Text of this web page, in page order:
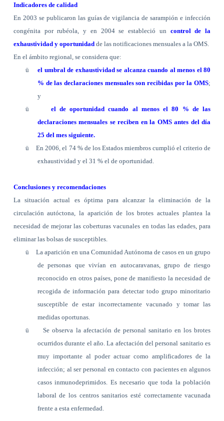
Indicadores de calidad
En 2003 se publicaron las guías de vigilancia de sarampión e infección
congénita por rubéola, y en 2004 se estableció un control de la
exhaustividad y oportunidadde las notificaciones mensuales a la OMS.
En el ámbito regional, se considera que:
ü
el umbral de exhaustividad se alcanza cuando al menos el 80
% de las declaraciones mensuales son recibidas por la OMS;
y
ü
el de oportunidad cuando al menos el 80 % de las
declaraciones mensuales se reciben en la OMS antes del día
25 del mes siguiente.
ü
En 2006, el 74 % de los Estados miembros cumplió el criterio de
exhaustividad y el 31 % el de oportunidad.
Conclusiones y recomendaciones
La situación actual es óptima para alcanzar la eliminación de la
circulación autóctona, la aparición de los brotes actuales plantea la
necesidad de mejorar las coberturas vacunales en todas las edades, para
eliminar las bolsas de susceptibles.
ü
La aparición en una Comunidad Autónoma de casos en un grupo
de personas que vivían en autocaravanas, grupo de riesgo
reconocido en otros países, pone de manifiesto la necesidad de
recogida de información para detectar todo grupo minoritario
susceptible de estar incorrectamente vacunado y tomar las
medidas oportunas.
ü
Se observa la afectación de personal sanitario en los brotes
ocurridos durante el año. La afectación del personal sanitario es
muy importante al poder actuar como amplificadores de la
infección; al ser personal en contacto con pacientes en algunos
casos inmunodeprimidos. Es necesario que toda la población
laboral de los centros sanitarios esté correctamente vacunada
frente a esta enfermedad.